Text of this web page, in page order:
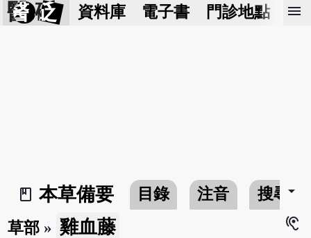
醫 砭 資料庫 電子書 門診地點 預
menu
book_2
本草備要 目錄 注音 搜尋arrow_drop_down
草部 » 雞血藤
hearing